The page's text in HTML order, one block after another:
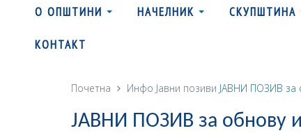
О ОПШТИНИ НАЧЕЛНИК СКУПШТИНА
КОНТАКТ
Почетна Инфо Јавни позиви ЈАВНИ ПОЗИВ за
ЈАВНИ ПОЗИВ за обнову и